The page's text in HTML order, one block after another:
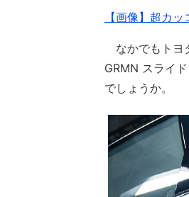
【画像】超カ
なかでもトヨ
GRMN スライ
でしょうか。